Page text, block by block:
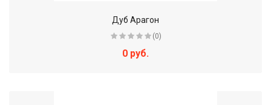
Дуб Арагон
(0)
0 руб.